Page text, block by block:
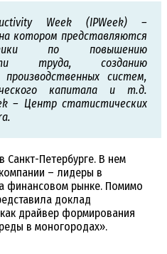
Week (IPWeek) –
котором представляются
по повышению
труда, созданию
производственных систем,
капитала и т.д.
– Центр статистических
Петербурге. В нем
– лидеры в
финансовом рынке. Помимо
доклад
драйвер формирования
в моногородах».